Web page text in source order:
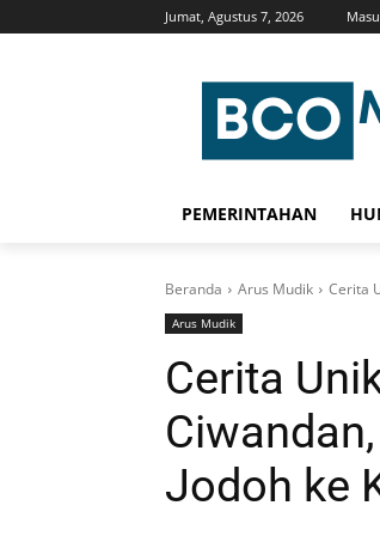
Jumat, Agustus 7, 2026
PEMERINTAHAN
Beranda Arus Mudik Cerita
Arus Mudik
Cerita
Jodoh ke